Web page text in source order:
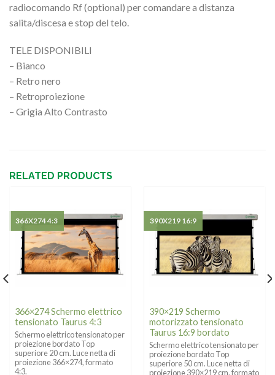
radiocomando Rf (optional) per comandare a distanza
salita/discesa e stop del telo.
TELE DISPONIBILI
– Bianco
– Retro nero
– Retroproiezione
– Grigia Alto Contrasto
RELATED PRODUCTS
366×274 Schermo elettrico
tensionato Taurus 4:3
Schermo elettrico tensionato per
proiezione bordato Top
superiore 20 cm. Luce netta di
proiezione 366×274, formato
4:3.
366X274 4:3
390×219 Schermo
motorizzato tensionato
Taurus 16:9 bordato
Schermo elettrico tensionato per
proiezione bordato Top
superiore 50 cm. Luce netta di
proiezione 390×219 cm. formato
390X219 16:9